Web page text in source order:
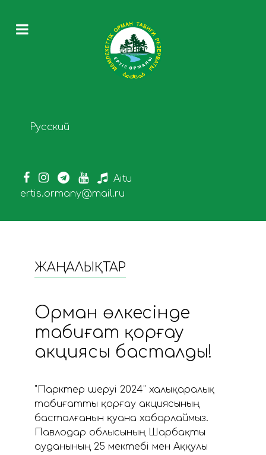
Select your language
Русский
Aitu
ertis.ormany@mail.ru
ЖАҢАЛЫҚТАР
Орман өлкесінде
табиғат қорғау
акциясы басталды!
"Парктер шеруі 2024" халықаралық
табиғатты қорғау акциясының
басталғанын қуана хабарлаймыз.
Павлодар облысының Шарбақты
ауданының 25 мектебі мен Аққулы